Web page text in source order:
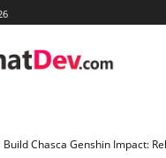
Build Chasca Genshin Impact: